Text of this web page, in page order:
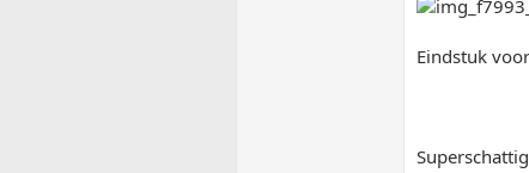
Eindstuk